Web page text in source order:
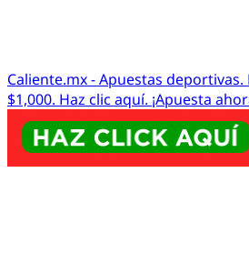
Caliente.mx - Apuestas deportivas.
$1,000. Haz clic aquí. ¡Apuesta